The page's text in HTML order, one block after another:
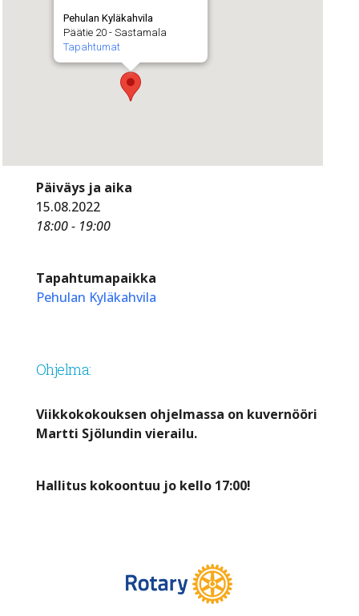
Pehulan Kyläkahvila
Päätie 20 - Sastamala
Tapahtumat
Päiväys ja aika
15.08.2022
18:00 - 19:00
Tapahtumapaikka
Pehulan Kyläkahvila
Ohjelma:
Viikkokokouksen ohjelmassa on kuvernööri
Martti Sjölundin vierailu.
Hallitus kokoontuu jo kello 17:00!